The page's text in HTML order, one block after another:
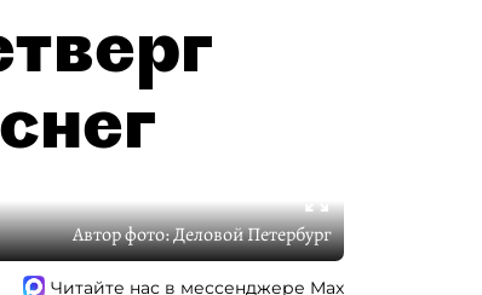
Автор фото:Деловой Петербург
Читайте нас в мессенджере Max